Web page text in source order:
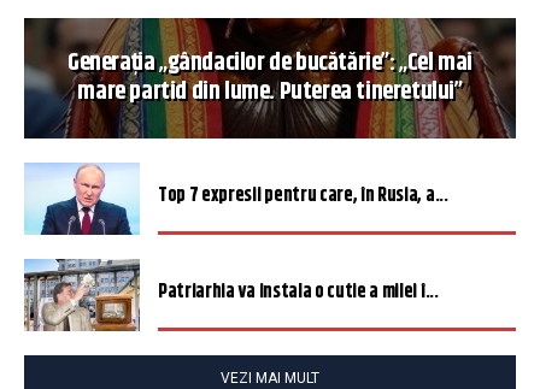
Generația „gândacilor de bucătărie”: „Cel mai
mare partid din lume. Puterea tineretului”
Top 7 expresii pentru care, în Rusia, a...
Patriarhia va instala o cutie a milei î...
VEZI MAI MULT